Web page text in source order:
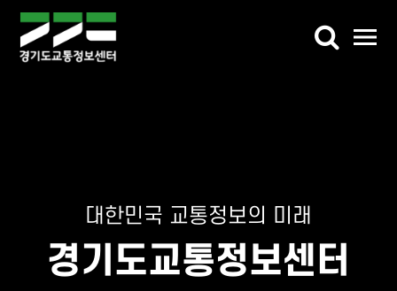
센터소개
대한민국 교통정보의 미래
경기도교통정보센터